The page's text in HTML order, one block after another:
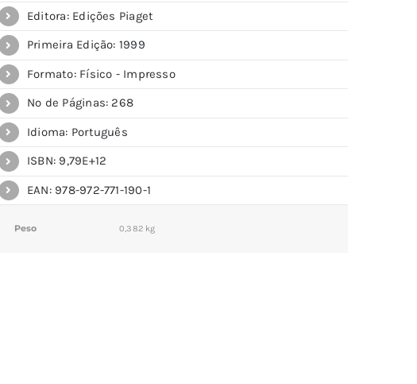
Editora: Edições Piaget
Primeira Edição: 1999
Formato: Físico - Impresso
Nº de Páginas: 268
Idioma: Português
ISBN: 9,79E+12
EAN: 978-972-771-190-1
Peso 0,382 kg